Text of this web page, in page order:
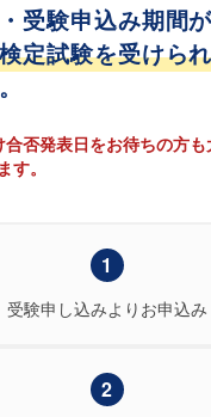
受験申込み期間が
定試験を受けら
否発表日をお待ちの方
す。
1
受験申し込みよりお申込み
2